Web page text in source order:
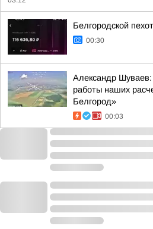
Белгородской
00:30
Александр
работы наших
Белгород»
00:03